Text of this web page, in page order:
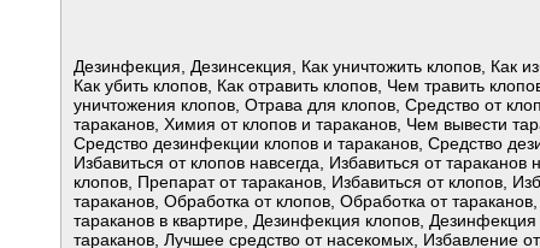
Дезинфекция, Дезинсекция, Как уничтожить клопов, Как
Как убить клопов, Как отравить клопов, Чем травить
уничтожения клопов, Отрава для клопов, Средство от
тараканов, Химия от клопов и тараканов, Чем вывести
Средство дезинфекции клопов и тараканов, Средство
Избавиться от клопов навсегда, Избавиться от тараканов
клопов, Препарат от тараканов, Избавиться от клопов,
тараканов, Обработка от клопов, Обработка от
тараканов в квартире, Дезинфекция клопов,
тараканов, Лучшее средство от насекомых, Избавление